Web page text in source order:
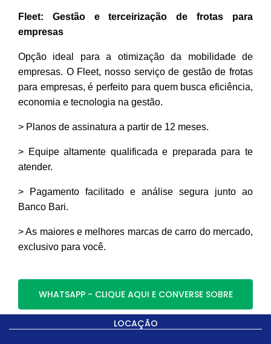
Fleet: Gestão e terceirização de frotas para
empresas
Opção ideal para a otimização da mobilidade de
empresas. O Fleet, nosso serviço de gestão de frotas
para empresas, é perfeito para quem busca eficiência,
economia e tecnologia na gestão.
> Planos de assinatura a partir de 12 meses.
> Equipe altamente qualificada e preparada para te
atender.
> Pagamento facilitado e análise segura junto ao
Banco Bari.
> As maiores e melhores marcas de carro do mercado,
exclusivo para você.
WHATSAPP - CLIQUE AQUI E CONVERSE SOBRE
LOCAÇÃO